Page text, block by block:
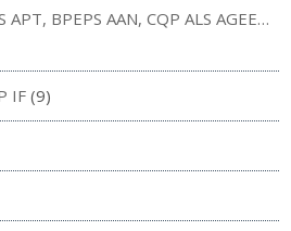
BPEPS AAN, CQP ALS AGEE…
IF (9)